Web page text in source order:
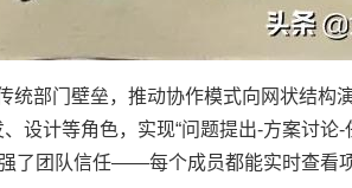
统部门壁垒，推动协作模式向网状结构
设计等角色，实现“问题提出-方案讨论-
了团队信任——每个成员都能实时查看